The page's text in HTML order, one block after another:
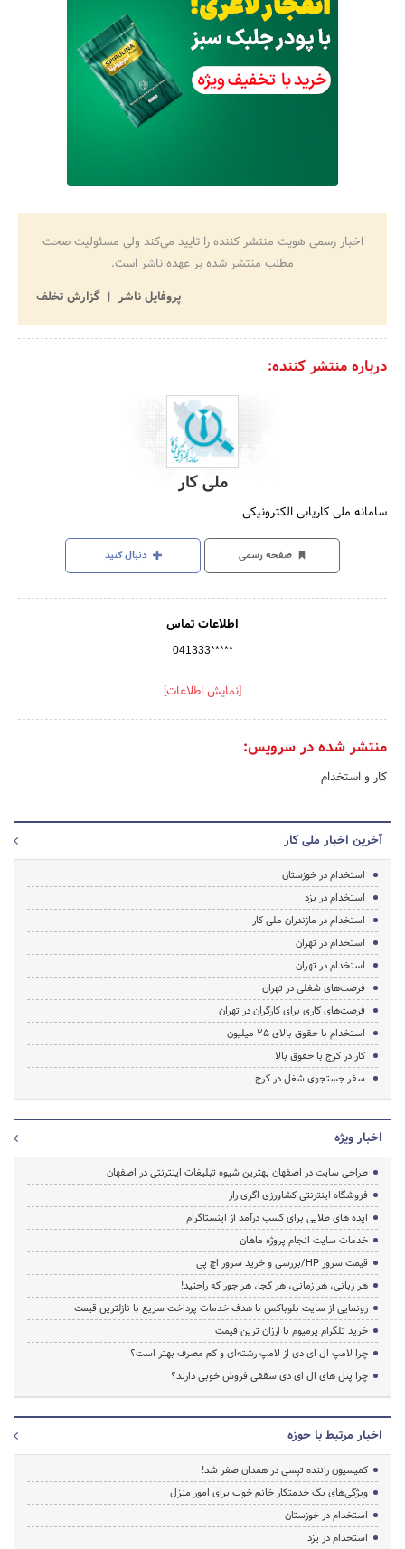
اخبار رسمی هویت منتشر کننده را تایید می‌کند ولی مسئولیت صحت
مطلب منتشر شده بر عهده ناشر است.
پروفایل ناشر
گزارش تخلف
درباره منتشر کننده:
ملی کار
سامانه ملی کاریابی الکترونیکی
صفحه رسمی دنبال کنید
اطلاعات تماس
041333*****
[نمایش اطلاعات]
منتشر شده در سرویس:
کار و استخدام
آخرین اخبار ملی کار
استخدام در خوزستان
استخدام در یزد
استخدام در مازندران ملی کار
استخدام در تهران
استخدام در تهران
فرصت‌های شغلی در تهران
فرصت‌های کاری برای کارگران در تهران
استخدام با حقوق بالای 25 میلیون
کار در کرج با حقوق بالا
سفر جستجوی شغل در کرج
اخبار ویژه
طراحی سایت در اصفهان بهترین شیوه تبلیغات اینترنتی در اصفهان
فروشگاه اینترنتی کشاورزی اگری راز
ایده های طلایی برای کسب درآمد از اینستاگرام
خدمات سایت انجام پروژه ماهان
قیمت سرور HP/بررسی و خرید سرور اچ پی
هر زبانی، هر زمانی، هر کجا، هر جور که راحتید!
رونمایی از سایت بلوباکس با هدف خدمات پرداخت سریع با نازلترین قیمت
خرید تلگرام پرمیوم با ارزان ترین قیمت
چرا لامپ ال ای دی از لامپ رشته‌ای و کم مصرف بهتر است؟
چرا پنل های ال ای دی سقفی فروش خوبی دارند؟
اخبار مرتبط با حوزه
کمیسیون راننده تپسی در همدان صفر شد!
ویژگی‌های یک خدمتکار خانم خوب برای امور منزل
استخدام در خوزستان
استخدام در یزد